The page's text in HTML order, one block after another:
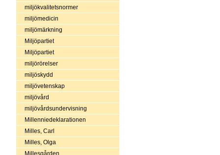
miljökvalitetsnormer
miljömedicin
miljömärkning
Miljöpartiet
Miljöpartiet
miljörörelser
miljöskydd
miljövetenskap
miljövård
miljövårdsundervisning
Millenniedeklarationen
Milles, Carl
Milles, Olga
Millesgården